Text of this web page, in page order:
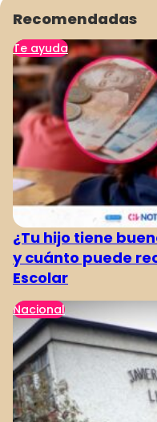
Recomendadas
Te ayuda
¿Tu hijo tiene
y cuánto puede
Escolar
Nacional